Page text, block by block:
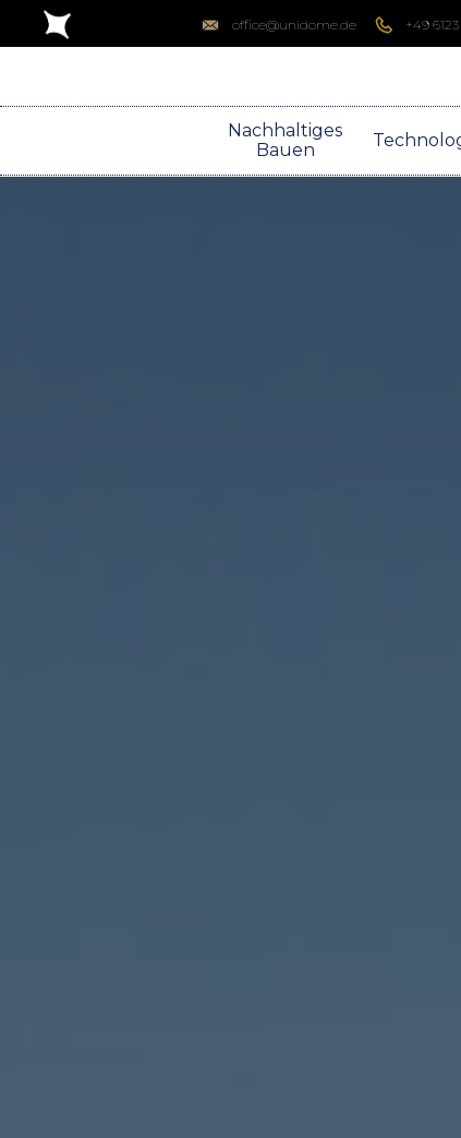
office@unidome.de +49
Nachhaltiges
Bauen